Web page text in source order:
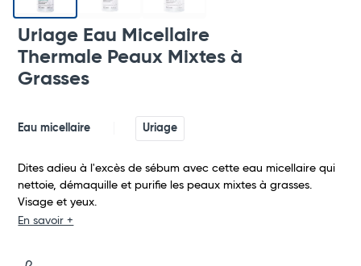
Uriage Eau Micellaire
Thermale Peaux Mixtes à
Grasses
Eau micellaire Uriage
Dites adieu à l'excès de sébum avec cette eau micellaire qui
nettoie, démaquille et purifie les peaux mixtes à grasses.
Visage et yeux.
En savoir +